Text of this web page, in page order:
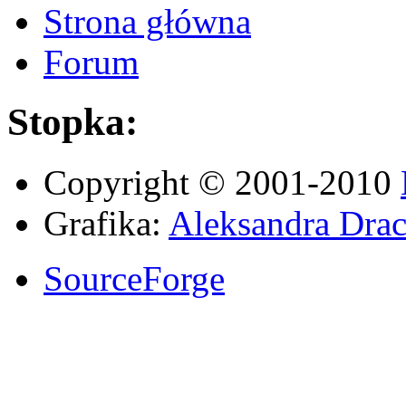
Strona główna
Forum
Stopka:
Copyright © 2001-2010
Grafika: Aleksandra
SourceForge